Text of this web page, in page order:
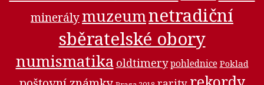
minerálymuzeumnetradiční
sběratelské obory
numismatika oldtimery pohlednice Poklad